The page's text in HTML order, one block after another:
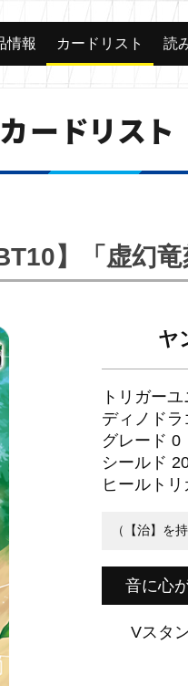
情報 カードリスト 読
カードリスト
】「虚幻竜
ヤ
トリガーユ
ディノドラ
グレード 0
シールド
ヒールト
（【治】を
音に心
Vスタ